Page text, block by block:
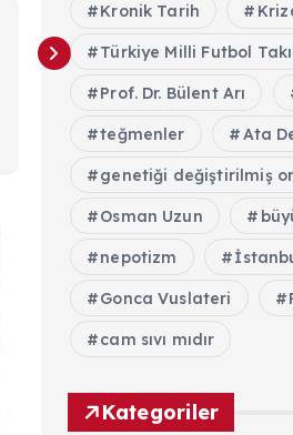
Kronik Tarih
Türkiye Milli Futbol
Prof. Dr. Bülent Arı
teğmenler Ata
genetiği değiştirilmiş
Osman Uzun
nepotizm
Gonca Vuslateri
cam sıvı mıdır
Kategoriler